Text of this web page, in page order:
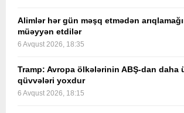
Alimlər hər gün məşq etmədən
müəyyən etdilər
6 Avqust 2026, 18:35
Tramp: Avropa ölkələrinin ABŞ-dan daha
qüvvələri yoxdur
6 Avqust 2026, 18:15